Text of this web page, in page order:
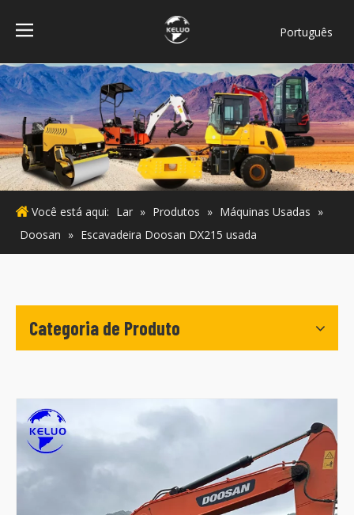
Português
Bahasa
indonesia
Türk dili
ไทย
Italiano
Deutsch
Español
Você está aqui: Lar » Produtos » Máquinas Usadas »
Doosan » Escavadeira Doosan DX215 usada
Categoria de Produto